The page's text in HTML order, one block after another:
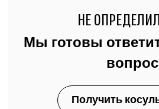
НЕ
Мы готовы
вопрос
Получить